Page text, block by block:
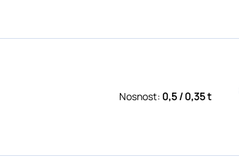
Nosnost: 0,5 / 0,35 t